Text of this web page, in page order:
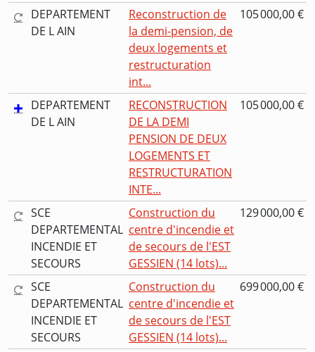
DEPARTEMENT
DE L AIN
Reconstruction de
la demi-pension, de
deux logements et
restructuration
int...
105 000,00 €
DEPARTEMENT
DE L AIN
RECONSTRUCTION
DE LA DEMI
PENSION DE DEUX
LOGEMENTS ET
RESTRUCTURATION
INTE...
105 000,00 €
SCE
DEPARTEMENTAL
INCENDIE ET
SECOURS
Construction du
centre d'incendie et
de secours de l'EST
GESSIEN (14 lots)...
129 000,00 €
SCE
DEPARTEMENTAL
INCENDIE ET
SECOURS
Construction du
centre d'incendie et
de secours de l'EST
GESSIEN (14 lots)...
699 000,00 €